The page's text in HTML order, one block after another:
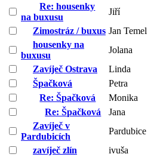
Re: housenky
na buxusu
Jiří
Zimostráz / buxus Jan Temel
housenky na
buxusu
Jolana
Zavíječ Ostrava
Linda
Špačková
Petra
Re: Špačková
Monika
Re: Špačková
Jana
Zavíječ v
Pardubicích
Pardubice
zavíječ zlín
ivuša